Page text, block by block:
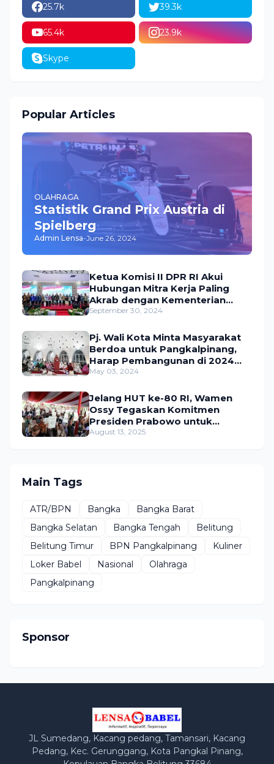
25.7k 39.3k
65.4k 23.9k
Skype
Popular Articles
OLAHRAGA
Statistik Grand Prix Austria di
Spielberg
Admin Lensa-June 26, 2024
Ketua Komisi II DPR RI Akui
Hubungan Mitra Kerja Paling
Akrab dengan Kementerian
ATR/BPN
September 30, 2024
Pj. Wali Kota Minta Masyarakat
Berdoa untuk Pangkalpinang,
Harap Pembangunan di 2024
Berjalan Lancar
May 03, 2024
Jelang HUT ke-80 RI, Wamen
Ossy Tegaskan Komitmen
Presiden Prabowo untuk
Menyejahterakan Rakyat
August 13, 2025
Main Tags
ATR/BPN Bangka
Bangka Barat
Bangka Selatan
Bangka Tengah
Belitung
Belitung Timur
BPN Pangkalpinang
Kuliner
Loker Babel
Nasional
Olahraga
Pangkalpinang
Sponsor
JL Sumedang, Kacang pedang, Tamansari, Kacang
Pedang, Kec. Gerunggang, Kota Pangkal Pinang,